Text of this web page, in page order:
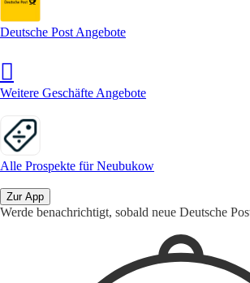
Deutsche Post Angebote
Weitere Geschäfte Angebote
Alle Prospekte für Neubukow
Zur App
Werde benachrichtigt, sobald neue Deutsche